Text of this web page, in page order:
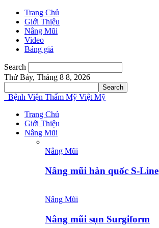
Trang Chủ
Giới Thiệu
Nâng Mũi
Video
Bảng giá
Search
Thứ Bảy, Tháng 8 8, 2026
Bệnh Viện Thẩm Mỹ Việt Mỹ
Trang Chủ
Giới Thiệu
Nâng Mũi
Nâng Mũi
Nâng mũi hàn quốc S-Line
Nâng Mũi
Nâng mũi sụn Surgiform